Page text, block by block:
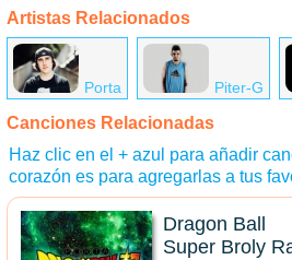
Artistas Relacionados
Porta Piter-G
Canciones Relacionadas
Haz clic en el + azul para añadir
corazón es para agregarlas a tus
Dragon Ball
Super Broly